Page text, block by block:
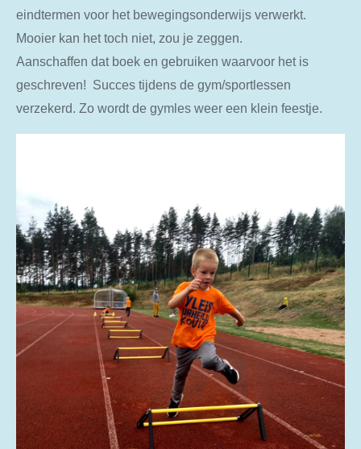
eindtermen voor het bewegingsonderwijs verwerkt.
Mooier kan het toch niet, zou je zeggen.
Aanschaffen dat boek en gebruiken waarvoor het is
geschreven! Succes tijdens de gym/sportlessen
verzekerd. Zo wordt de gymles weer een klein feestje.